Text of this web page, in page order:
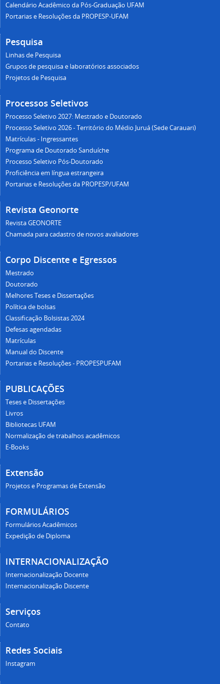
Calendário Acadêmico da Pós-Graduação UFAM
Portarias e Resoluções da PROPESP-UFAM
Pesquisa
Linhas de Pesquisa
Grupos de pesquisa e laboratórios associados
Projetos de Pesquisa
Processos Seletivos
Processo Seletivo 2027: Mestrado e Doutorado
Processo Seletivo 2026 - Território do Médio Juruá (Sede Carauari)
Matrículas - Ingressantes
Programa de Doutorado Sanduíche
Processo Seletivo Pós-Doutorado
Proficiência em língua estrangeira
Portarias e Resoluções da PROPESP/UFAM
Revista Geonorte
Revista GEONORTE
Chamada para cadastro de novos avaliadores
Corpo Discente e Egressos
Mestrado
Doutorado
Melhores Teses e Dissertações
Política de bolsas
Classificação Bolsistas 2024
Defesas agendadas
Matrículas
Manual do Discente
Portarias e Resoluções - PROPESPUFAM
PUBLICAÇÕES
Teses e Dissertações
Livros
Bibliotecas UFAM
Normalização de trabalhos acadêmicos
E-Books
Extensão
Projetos e Programas de Extensão
FORMULÁRIOS
Formulários Acadêmicos
Expedição de Diploma
INTERNACIONALIZAÇÃO
Internacionalização Docente
Internacionalização Discente
Serviços
Contato
Redes Sociais
Instagram